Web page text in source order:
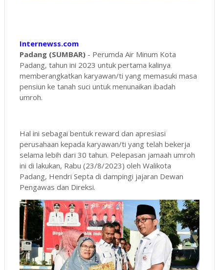
Internewss.com
Padang (SUMBAR) - Perumda Air Minum Kota
Padang, tahun ini 2023 untuk pertama kalinya
memberangkatkan karyawan/ti yang memasuki masa
pensiun ke tanah suci untuk menunaikan ibadah
umroh.
Hal ini sebagai bentuk reward dan apresiasi
perusahaan kepada karyawan/ti yang telah bekerja
selama lebih dari 30 tahun. Pelepasan jamaah umroh
ini di lakukan, Rabu (23/8/2023) oleh Walikota
Padang, Hendri Septa di dampingi jajaran Dewan
Pengawas dan Direksi.